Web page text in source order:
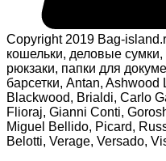
Copyright 2019 Bag-
кошельки, деловые
рюкзаки, папки для
барсетки, Antan,
Blackwood, Brialdi, Carlo
Flioraj, Gianni Conti,
Miguel Bellido, Picard,
Belotti, Verage, Versado,